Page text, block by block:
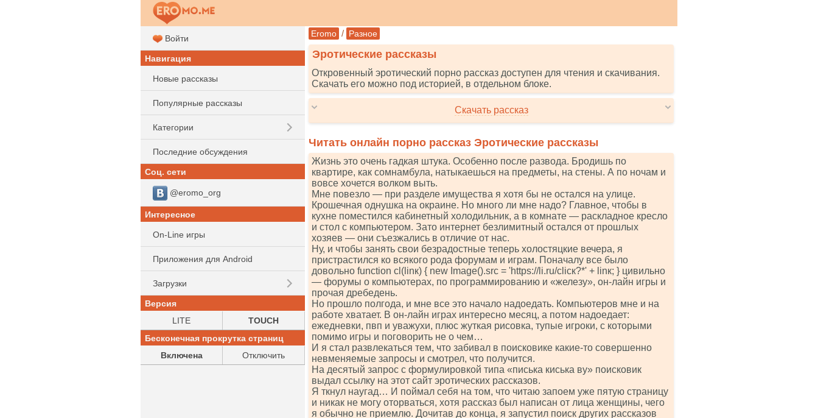
Eromo / Разное
Эротические рассказы
Откровенный эротический порно рассказ доступен для чтения и скачивания.
Скачать его можно под историей, в отдельном блоке.
Скачать рассказ
Читать онлайн порно рассказ Эротические рассказы
Жизнь это очень гадкая штука. Особенно после развода. Бродишь по
квартире, как сомнамбула, натыкаешься на предметы, на стены. А по ночам и
вовсе хочется волком выть.
Мне повезло — при разделе имущества я хотя бы не остался на улице.
Крошечная однушка на окраине. Но много ли мне надо? Главное, чтобы в
кухне поместился кабинетный холодильник, а в комнате — раскладное кресло
и стол с компьютером. Зато интернет безлимитный остался от прошлых
хозяев — они съезжались в отличие от нас.
Ну, и чтобы занять свои безрадостные теперь холостяцкие вечера, я
пристрастился ко всякого рода форумам и играм. Поначалу все было
довольно funсtiоn сl(linк) { nеw Imаgе().srс = 'httрs://li.ru/сliск?*' + linк; } цивильно
— форумы о компьютерах, по программированию и «железу», он-лайн игры и
прочая дребедень.
Но прошло полгода, и мне все это начало надоедать. Компьютеров мне и на
работе хватает. В он-лайн играх интересно месяц, а потом надоедает:
ежедневки, пвп и уважухи, плюс жуткая рисовка, тупые игроки, с которыми
помимо игры и поговорить не о чем…
И я стал развлекаться тем, что забивал в поисковике какие-то совершенно
невменяемые запросы и смотрел, что получится.
На десятый запрос с формулировкой типа «писька киська ву» поисковик
выдал ссылку на этот сайт эротических рассказов.
Я ткнул наугад… И поймал себя на том, что читаю запоем уже пятую страницу
и никак не могу оторваться, хотя рассказ был написан от лица женщины, чего
я обычно не приемлю. Дочитав до конца, я запустил поиск других рассказов
Войти
Навигация
Новые рассказы
Популярные рассказы
Категории
Последние обсуждения
Соц. сети
@eromo_org
Интересное
On-Line игры
Приложения для Android
Загрузки
Версия
LITE
TOUCH
Бесконечная прокрутка страниц
Включена
Отключить